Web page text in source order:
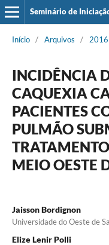
Início / Arquivos / 2016
INCIDÊNCIA
CAQUEXIA
PACIENTES
PULMÃO
MEIO OESTE
Jaisson Bordignon
Universidade do Oeste de
Elize Lenir Polli